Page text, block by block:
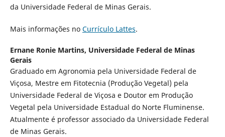
da Universidade Federal de Minas Gerais.
Mais informações no Currículo Lattes.
Ernane Ronie Martins, Universidade Federal de Minas
Gerais
Graduado em Agronomia pela Universidade Federal de
Viçosa, Mestre em Fitotecnia (Produção Vegetal) pela
Universidade Federal de Viçosa e Doutor em Produção
Vegetal pela Universidade Estadual do Norte Fluminense.
Atualmente é professor associado da Universidade Federal
de Minas Gerais.